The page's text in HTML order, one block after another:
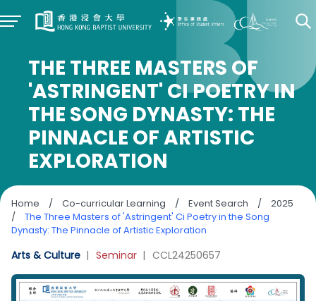
THE THREE MASTERS OF
'ASTRINGENT' CI POETRY IN
THE SONG DYNASTY: THE
PINNACLE OF ARTISTIC
EXPLORATION
Home / Co-curricular Learning / Event Search /
2025
/
The Three Masters of 'Astringent' Ci Poetry in the Song
Dynasty: The Pinnacle of Artistic Exploration
Arts & Culture | Seminar | CCL24250657